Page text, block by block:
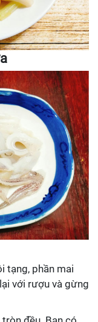
tạng, phần mai
với rượu và gừng